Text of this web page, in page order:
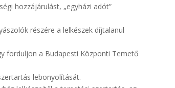
hozzájárulást, „egyházi adót”
részére a lelkészek díjtalanul
forduljon a Budapesti Központi Temető
lebonyolítását.